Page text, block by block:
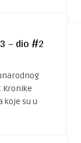
– dio #2
Kronike
koje su u